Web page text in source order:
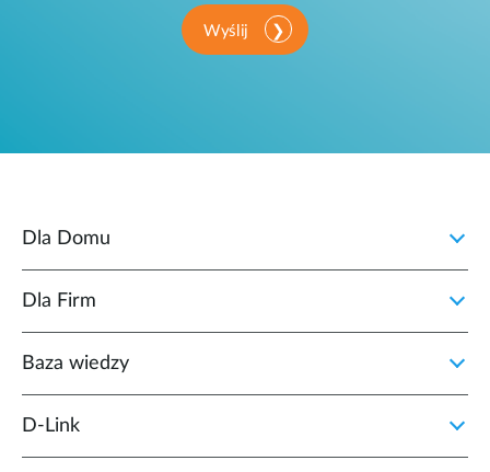
Wyślij
Dla Domu
Dla Firm
Baza wiedzy
D‑Link